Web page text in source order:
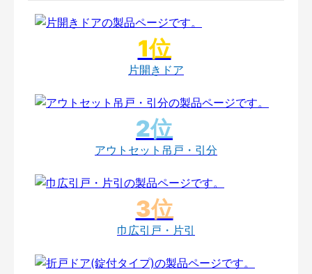
片開きドア
アウトセット吊戸・引分
巾広引戸・片引